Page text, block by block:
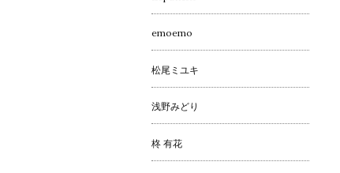
emoemo
松尾ミユキ
浅野みどり
柊 有花